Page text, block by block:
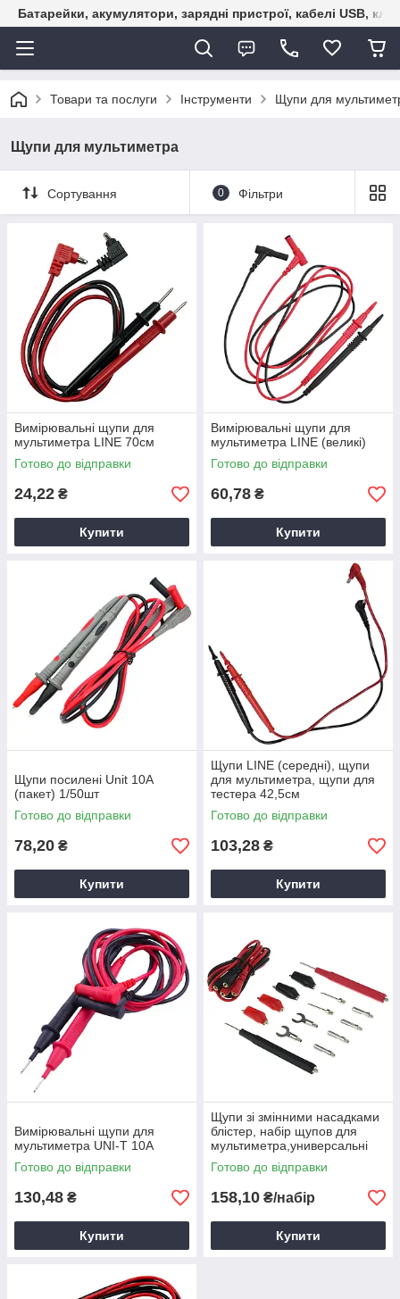
Батарейки, акумулятори, зарядні пристрої, кабелі USB,
Товари та послуги Інструменти Щупи для
Щупи для мультиметра
Сортування 0 Фільтри
Вимірювальні щупи для
мультиметра LINE 70см
Готово до відправки
24,22 ₴
Купити
Вимірювальні щупи для
мультиметра LINE (великі)
Готово до відправки
60,78 ₴
Купити
Щупи посилені Unit 10А
(пакет) 1/50шт
Готово до відправки
78,20 ₴
Купити
Щупи LINE (середні), щупи
для мультиметра, щупи для
тестера 42,5см
Готово до відправки
103,28 ₴
Купити
Вимірювальні щупи для
мультиметра UNI-T 10А
Готово до відправки
130,48 ₴
Купити
Щупи зі змінними насадками
блістер, набір щупов для
мультиметра,универсальні
щупи для тестера
Готово до відправки
158,10 ₴/набір
Купити